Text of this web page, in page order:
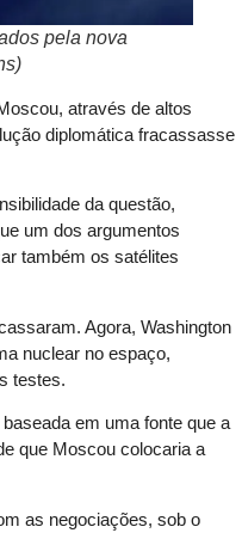
pela nova
através de altos
diplomática fracassasse
da questão,
um dos argumentos
também os satélites
Agora, Washington
nuclear no espaço,
testes.
em uma fonte que a
que Moscou colocaria a
as negociações, sob o